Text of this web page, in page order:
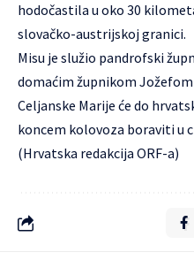
hodočastila u oko 30
slovačko-austrijskoj granici.
Misu je služio pandrofski
domaćim župnikom
Celjanske Marije će do
koncem kolovoza boraviti u
(Hrvatska redakcija ORF-a)